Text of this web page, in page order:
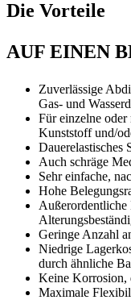
Die Vorteile
AUF EINEN
Zuverlässige
Gas- und
Für einzelne
Kunststoff und/
Dauerelastisches
Auch schräge
Sehr einfache,
Hohe
Außerordentliche
Geringe Anzahl
Niedrige
durch ähnliche
Keine Korrosion,
Maximale